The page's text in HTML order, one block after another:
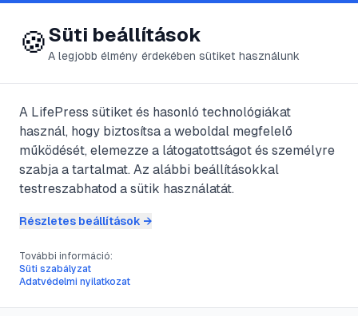
😍 LifePress
📁Hírek, érdekességek
17cikk található ebben a kategóriában
Kőbe zárt szerelem
🍪Süti beállítások
A legjobb élmény érdekében sütiket használunk
A LifePress sütiket és hasonló technológiákat
használ, hogy biztosítsa a weboldal megfelelő
működését, elemezze a látogatottságot és személyre
szabja a tartalmat. Az alábbi beállításokkal
testreszabhatod a sütik használatát.
Részletes beállítások →
További információ:
Süti szabályzat
Adatvédelmi nyilatkozat